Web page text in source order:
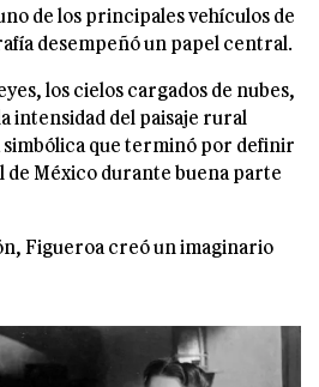
de los principales vehículos de
desempeñó un papel central.
los cielos cargados de nubes,
intensidad del paisaje rural
que terminó por definir
México durante buena parte
Figueroa creó un imaginario